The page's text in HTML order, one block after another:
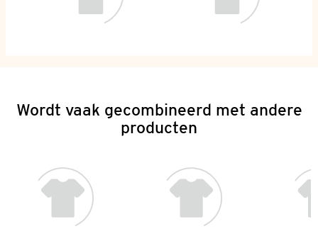
Wordt vaak gecombineerd met andere
producten